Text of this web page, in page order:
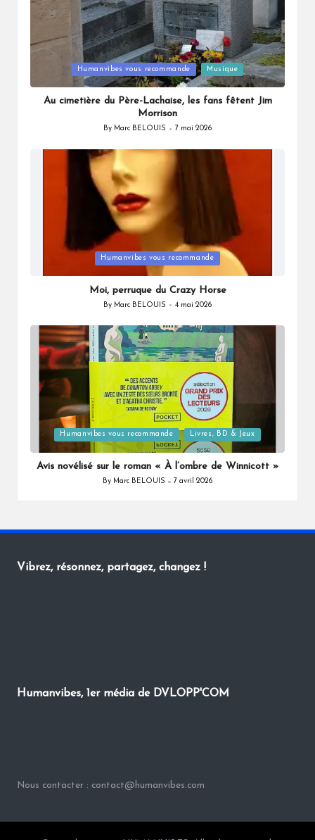
Humanvibes vous recommande Musique
Au cimetière du Père-Lachaise, les fans fêtent Jim
Morrison
Posted
By Marc BELOUIS 7 mai 2026
Humanvibes vous recommande
Moi, perruque du Crazy Horse
Posted
By Marc BELOUIS 4 mai 2026
Posted
in
Humanvibes vous recommande Livres, BD & Jeux
Avis novélisé sur le roman « À l’ombre de Winnicott »
Posted
By Marc BELOUIS 7 avril 2026
Vibrez, résonnez, partagez, changez !
Humanvibes, 1er média de DVLOPP'COM
Nous contacter : contact@humanvibes.com